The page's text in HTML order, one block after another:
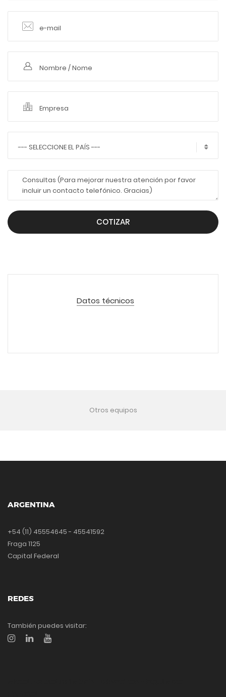
--- SELECCIONE EL PAÍS ---
COTIZAR
Datos técnicos
Otros equipos
ARGENTINA
+54 (11) 45554645 - 45541592
Fraga 1125
Capital Federal
REDES
También puedes visitar: